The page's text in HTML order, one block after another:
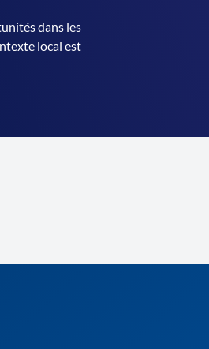
dans les
local est